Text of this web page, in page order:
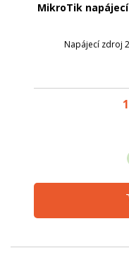
MikroTik napájecí
Napájecí zdroj